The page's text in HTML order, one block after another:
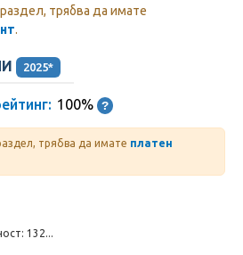
трябва да имате
.
2025*
100%
трябва да имате платен
Касова и банка наличност: 132...